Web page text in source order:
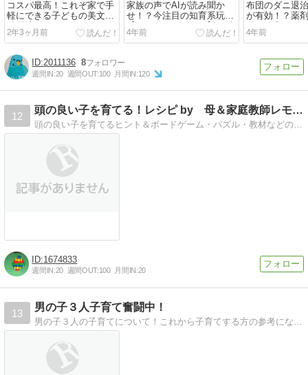
コスパ最高！これぞ家で手
軽にできる子どもの美文字
練習法だ！
2年3ヶ月前
家族の声でAIが読み聞か
せ！？今注目の知育系玩具
【coemo（コエモ）】の魅
力とは。
4年前
布団のダニ退
が有効！？薬
単・確実にダ
4年前
2011136 8
週間IN:20 週間OUT:100 月間IN:120
12
頭の良い子を育てる！レシピ by 母＆家庭教師レモネード
頭の良い子を育てるヒント＆ボードゲーム・パズル・教材などの紹介。幼児〜小低学年では細切れ学習よりも、得意なこと、好きなことにじっくり取り組ませてあげて下さい。
1674833
週間IN:20 週間OUT:100 月間IN:20
13
男の子３人子育て奮闘中！